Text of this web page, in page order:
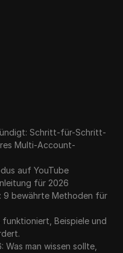
Schritt-für-Schritt-
Multi-Account-
auf YouTube
für 2026
9 bewährte Methoden für
funktioniert, Beispiele und
man wissen sollte,